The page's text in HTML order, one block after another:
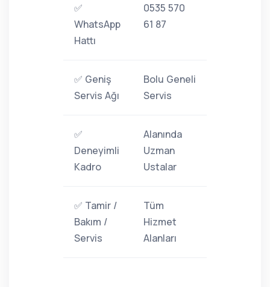
✅
WhatsApp
Hattı
0535 570
61 87
✅ Geniş
Servis Ağı
Bolu Geneli
Servis
✅
Deneyimli
Kadro
Alanında
Uzman
Ustalar
✅ Tamir /
Bakım /
Servis
Tüm
Hizmet
Alanları